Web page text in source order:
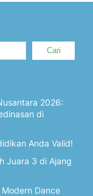
Cari
2026:
di
Anda Valid!
Juara 3 di Ajang
Dance